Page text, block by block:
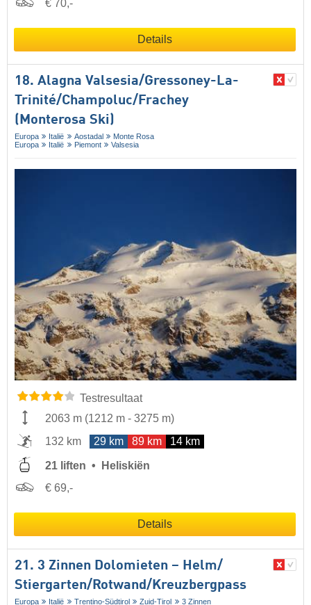
€ 70,-
Details
18. Alagna Valsesia/​Gressoney-La-
Trinité/​Champoluc/​Frachey
(Monterosa Ski)
Europa Italië Aostadal
Monte Rosa
Europa
Italië Piemont Valsesia
Testresultaat
2063 m (1212 m - 3275 m)
132 km
29 km 89 km 14 km
21 liften
Heliskiën
€ 69,-
Details
21. 3 Zinnen Dolomieten – Helm/​
Stiergarten/​Rotwand/​Kreuzbergpass
Europa Italië Trentino-Südtirol Zuid-Tirol 3 Zinnen